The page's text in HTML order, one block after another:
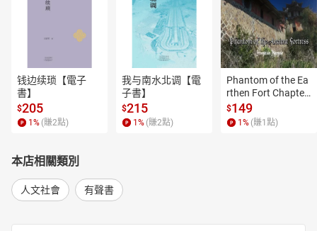
钱边续琐【電子
書】
$205
1 % (賺2點)
我与南水北调【電
子書】
$215
1 % (賺2點)
Phantom of the Ea
rthen Fort Chapter
4【有聲書】
$149
1 % (賺1 點)
本店相關類別
人文社會 有聲書